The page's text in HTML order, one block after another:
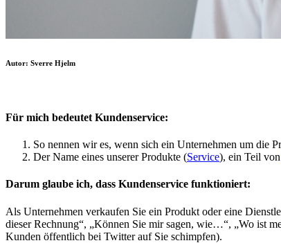
Autor: Sverre Hjelm
Für mich bedeutet Kundenservice:
So nennen wir es, wenn sich ein Unternehmen um die
Der Name eines unserer Produkte (Service), ein Teil von
Darum glaube ich, dass Kundenservice funktioniert:
Als Unternehmen verkaufen Sie ein Produkt oder eine
dieser Rechnung“, „Können Sie mir sagen, wie…“, „Wo ist
Kunden öffentlich bei Twitter auf Sie schimpfen).